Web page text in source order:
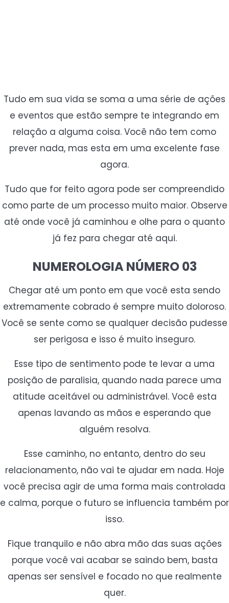
Tudo em sua vida se soma a uma série de ações
e eventos que estão sempre te integrando em
relação a alguma coisa. Você não tem como
prever nada, mas esta em uma excelente fase
agora.
Tudo que for feito agora pode ser compreendido
como parte de um processo muito maior. Observe
até onde você já caminhou e olhe para o quanto
já fez para chegar até aqui.
NUMEROLOGIA NÚMERO 03
Chegar até um ponto em que você esta sendo
extremamente cobrado é sempre muito doloroso.
Você se sente como se qualquer decisão pudesse
ser perigosa e isso é muito inseguro.
Esse tipo de sentimento pode te levar a uma
posição de paralisia, quando nada parece uma
atitude aceitável ou administrável. Você esta
apenas lavando as mãos e esperando que
alguém resolva.
Esse caminho, no entanto, dentro do seu
relacionamento, não vai te ajudar em nada. Hoje
você precisa agir de uma forma mais controlada
e calma, porque o futuro se influencia também por
isso.
Fique tranquilo e não abra mão das suas ações
porque você vai acabar se saindo bem, basta
apenas ser sensível e focado no que realmente
quer.